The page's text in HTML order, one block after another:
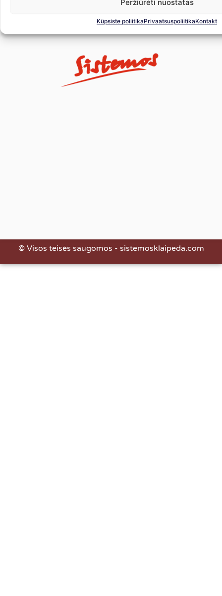
Peržiūrėti nuostatas
Küpsiste poliitikaPrivaatsuspoliitikaKontakt
© Visos teisės saugomos - sistemosklaipeda.com